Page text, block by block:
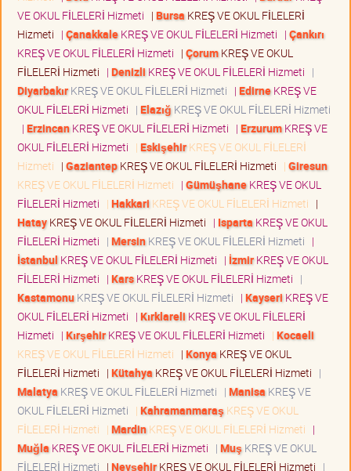
VE OKUL FİLELERİ Hizmeti | Bursa KREŞ VE OKUL FİLELERİ
Hizmeti | ÇanakkaleKREŞ VE OKUL FİLELERİ Hizmeti | Çankırı
KREŞ VE OKUL FİLELERİ Hizmeti | ÇorumKREŞ VE OKUL
FİLELERİ Hizmeti | Denizli KREŞ VE OKUL FİLELERİ Hizmeti |
DiyarbakırKREŞ VE OKUL FİLELERİ Hizmeti | EdirneKREŞ VE
OKUL FİLELERİ Hizmeti | Elazığ KREŞ VE OKUL FİLELERİ Hizmeti
| ErzincanKREŞ VE OKUL FİLELERİ Hizmeti | ErzurumKREŞ VE
OKUL FİLELERİ Hizmeti | EskişehirKREŞ VE OKUL FİLELERİ
Hizmeti | GaziantepKREŞ VE OKUL FİLELERİ Hizmeti | Giresun
KREŞ VE OKUL FİLELERİ Hizmeti | GümüşhaneKREŞ VE OKUL
FİLELERİ Hizmeti | Hakkari KREŞ VE OKUL FİLELERİ Hizmeti |
HatayKREŞ VE OKUL FİLELERİ Hizmeti | Isparta KREŞ VE OKUL
FİLELERİ Hizmeti | MersinKREŞ VE OKUL FİLELERİ Hizmeti |
İstanbul KREŞ VE OKUL FİLELERİ Hizmeti | İzmirKREŞ VE OKUL
FİLELERİ Hizmeti | KarsKREŞ VE OKUL FİLELERİ Hizmeti |
KastamonuKREŞ VE OKUL FİLELERİ Hizmeti | Kayseri KREŞ VE
OKUL FİLELERİ Hizmeti | Kırklareli KREŞ VE OKUL FİLELERİ
Hizmeti | KırşehirKREŞ VE OKUL FİLELERİ Hizmeti | Kocaeli
KREŞ VE OKUL FİLELERİ Hizmeti | Konya KREŞ VE OKUL
FİLELERİ Hizmeti | Kütahya KREŞ VE OKUL FİLELERİ Hizmeti |
Malatya KREŞ VE OKUL FİLELERİ Hizmeti | Manisa KREŞ VE
OKUL FİLELERİ Hizmeti | Kahramanmaraş KREŞ VE OKUL
FİLELERİ Hizmeti | MardinKREŞ VE OKUL FİLELERİ Hizmeti |
Muğla KREŞ VE OKUL FİLELERİ Hizmeti | Muş KREŞ VE OKUL
FİLELERİ Hizmeti | NevşehirKREŞ VE OKUL FİLELERİ Hizmeti |